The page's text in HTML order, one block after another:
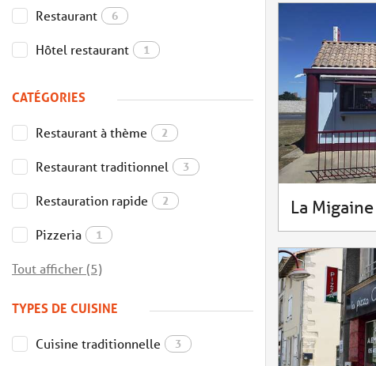
Restaurant 6
Hôtel restaurant 1
CATÉGORIES
Restaurant à thème 2
Restaurant traditionnel 3
Restauration rapide 2
Pizzeria 1
Tout afficher (5)
TYPES DE CUISINE
Cuisine traditionnelle 3
La Migaine